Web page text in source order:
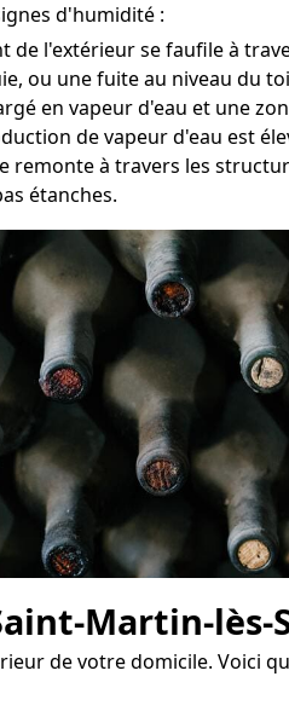
d'humidité :
l'extérieur se faufile à
ou une fuite au niveau du
en vapeur d'eau et une
de vapeur d'eau est
à travers les
étanches.
Martin-lès-
de votre domicile. Voici